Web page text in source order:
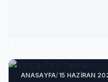
ANASAYFA/15 HAZIRAN